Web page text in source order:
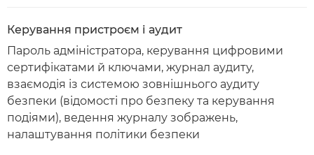
Керування пристроєм і аудит
Пароль адміністратора, керування цифровими
сертифікатами й ключами, журнал аудиту,
взаємодія із системою зовнішнього аудиту
безпеки (відомості про безпеку та керування
подіями), ведення журналу зображень,
налаштування політики безпеки